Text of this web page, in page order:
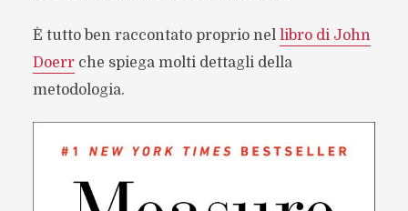
È tutto ben raccontato proprio nel libro di John
Doerrche spiega molti dettagli della
metodologia.